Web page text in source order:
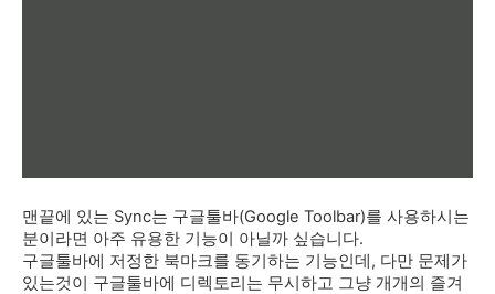
맨끝에 있는 Sync는 구글툴바(Google Toolbar)를 사용하시는
분이라면 아주 유용한 기능이 아닐까 싶습니다.
구글툴바에 저정한 북마크를 동기하는 기능인데, 다만 문제가
있는것이 구글툴바에 디렉토리는 무시하고 그냥 개개의 즐겨